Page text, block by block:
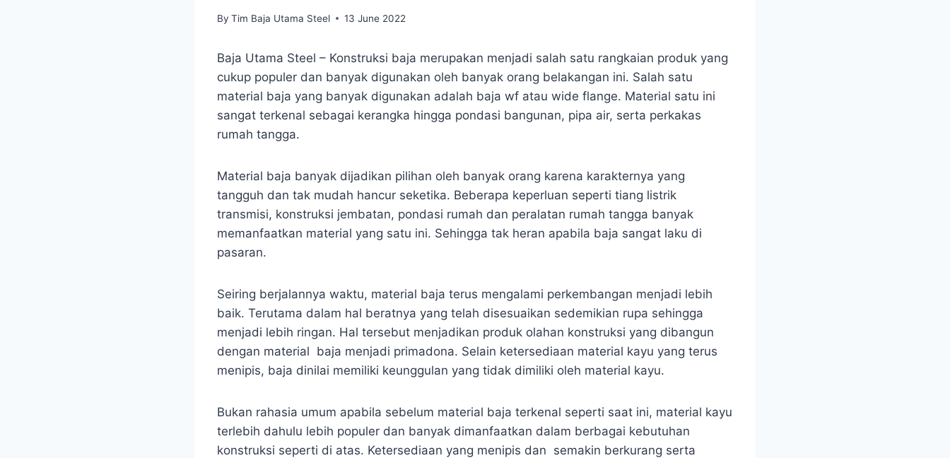
By Tim Baja Utama Steel 13 June 2022
Baja Utama Steel – Konstruksi baja merupakan menjadi salah satu rangkaian produk yang
cukup populer dan banyak digunakan oleh banyak orang belakangan ini. Salah satu
material baja yang banyak digunakan adalah baja wf atau wide flange. Material satu ini
sangat terkenal sebagai kerangka hingga pondasi bangunan, pipa air, serta perkakas
rumah tangga.
Material baja banyak dijadikan pilihan oleh banyak orang karena karakternya yang
tangguh dan tak mudah hancur seketika. Beberapa keperluan seperti tiang listrik
transmisi, konstruksi jembatan, pondasi rumah dan peralatan rumah tangga banyak
memanfaatkan material yang satu ini. Sehingga tak heran apabila baja sangat laku di
pasaran.
Seiring berjalannya waktu, material baja terus mengalami perkembangan menjadi lebih
baik. Terutama dalam hal beratnya yang telah disesuaikan sedemikian rupa sehingga
menjadi lebih ringan. Hal tersebut menjadikan produk olahan konstruksi yang dibangun
dengan material baja menjadi primadona. Selain ketersediaan material kayu yang terus
menipis, baja dinilai memiliki keunggulan yang tidak dimiliki oleh material kayu.
Bukan rahasia umum apabila sebelum material baja terkenal seperti saat ini, material kayu
terlebih dahulu lebih populer dan banyak dimanfaatkan dalam berbagai kebutuhan
konstruksi seperti di atas. Ketersediaan yang menipis dan semakin berkurang serta